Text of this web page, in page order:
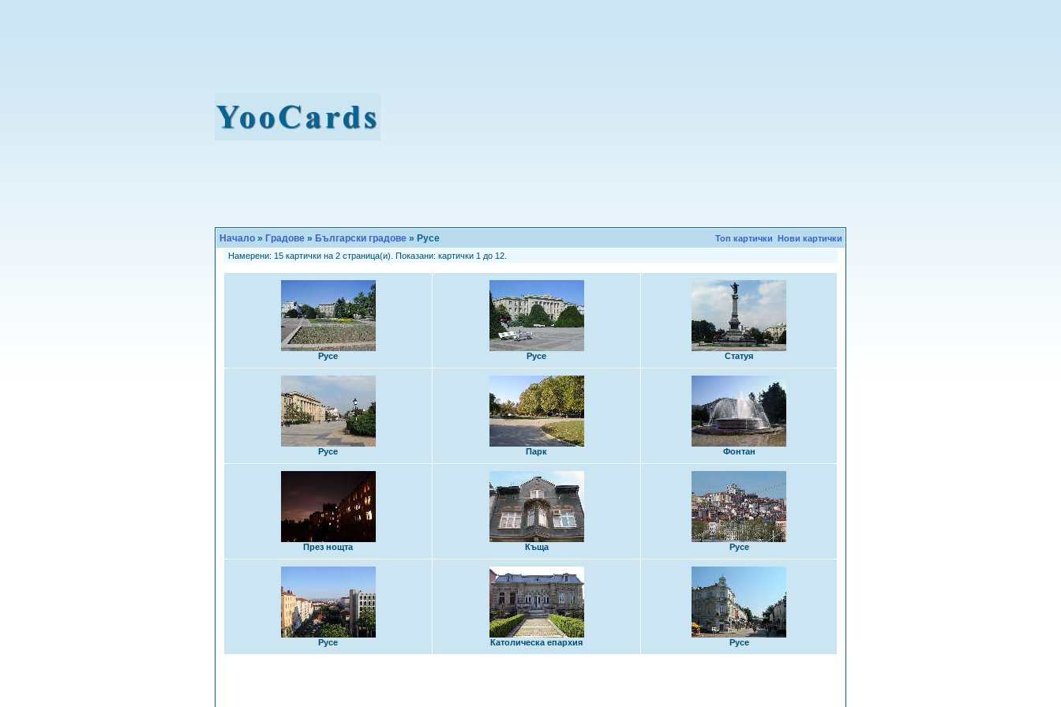
Начало » Градове » Български градове » Русе Топ картички Нови картички
Намерени: 15 картички на 2 страница(и). Показани: картички 1 до 12.
Русе Русе Статуя
Русе Парк Фонтан
През нощта Къща Русе
Русе Католическа епархия Русе